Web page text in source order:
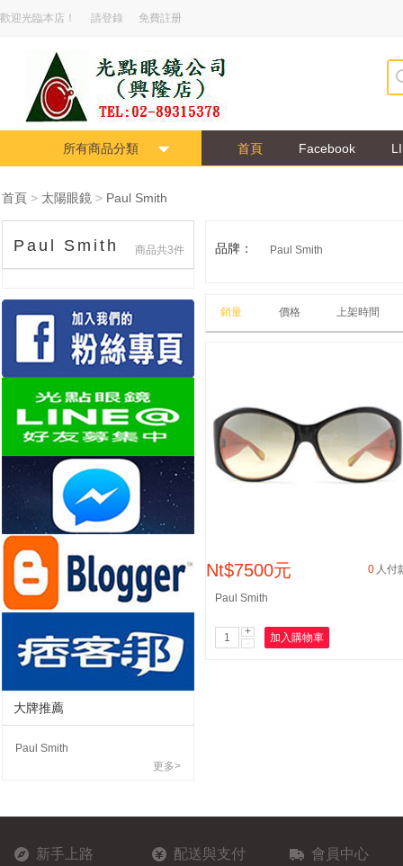
歡迎光臨本店！ 請登錄 免費註册
所有商品分類 首頁 Facebook
首頁 > 太陽眼鏡 > Paul Smith
Paul Smith 商品共3件
大牌推薦
Paul Smith
更多>
品牌： Paul Smith
銷量 價格 上架時間
Nt$7500元 0 人付
Paul Smith
+
-
加入購物車
新手上路 配送與支付 會員中心